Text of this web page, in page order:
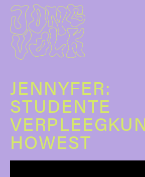
JENNYFER:
STUDENTE
HOWEST